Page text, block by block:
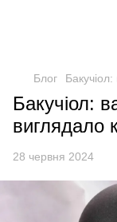
Блог
Бакучіол:
виглядало
28 червня 2024